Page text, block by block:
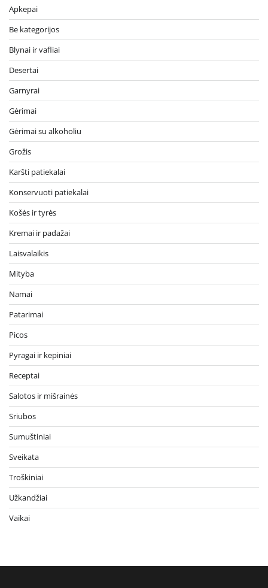
Apkepai
Be kategorijos
Blynai ir vafliai
Desertai
Garnyrai
Gėrimai
Gėrimai su alkoholiu
Grožis
Karšti patiekalai
Konservuoti patiekalai
Košės ir tyrės
Kremai ir padažai
Laisvalaikis
Mityba
Namai
Patarimai
Picos
Pyragai ir kepiniai
Receptai
Salotos ir mišrainės
Sriubos
Sumuštiniai
Sveikata
Troškiniai
Užkandžiai
Vaikai